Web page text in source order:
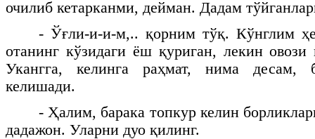
очилиб кетарканми, дейман. Дадам
- Ўғли-и-и-м,.. қорним тўқ. Кўнглим
отанинг кўзидаги ёш қуриган, лекин
Укангга, келинга раҳмат, нима
келишади.
- Ҳалим, барака топкур келин
дадажон. Уларни дуо қилинг.